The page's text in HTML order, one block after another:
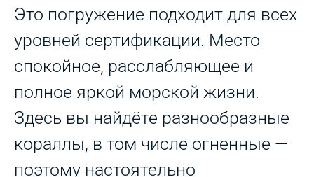
Это погружение подходит для всех
уровней сертификации. Место
спокойное, расслабляющее и
полное яркой морской жизни.
Здесь вы найдёте разнообразные
кораллы, в том числе огненные —
поэтому настоятельно